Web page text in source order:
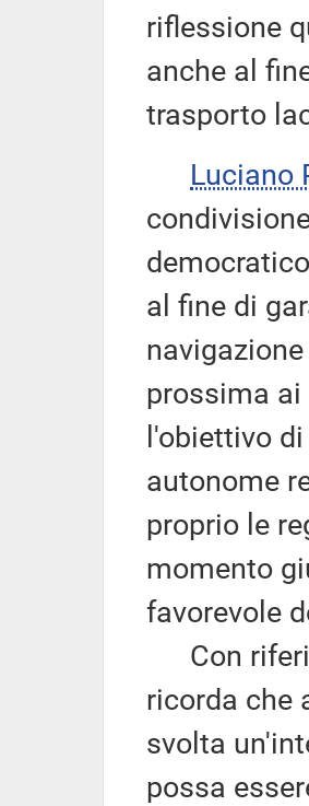
riflessione
anche al
trasporto
Luciano
al fine di
prossima
l'obiettivo
autonome
proprio le
momento
favorevole
Con
ricorda che
svolta
possa